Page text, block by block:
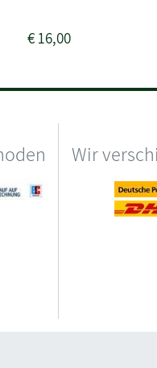
€16,00
Wir